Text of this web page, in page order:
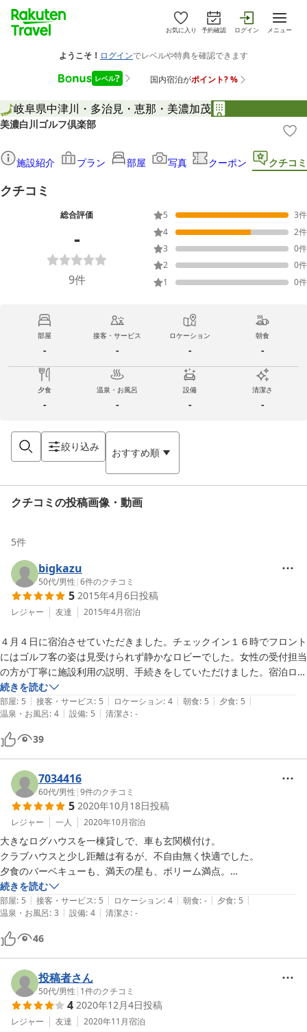
お気に入り 予約確認 ログイン メニュー
岐阜県中津川・多治見・恵那・美濃加茂
美濃白川ゴルフ倶楽部
施設紹介 プラン 部屋 写真 クーポン クチコミ
クチコミ
総合評価
-
9件
5 3件
4
2件
3
0件
2
0件
1
0件
部屋
-
接客・サービス
-
ロケーション
-
朝食
-
夕食
-
温泉・お風呂
-
設備
-
清潔さ
-
絞り込み おすすめ順
クチコミの投稿画像・動画
5件
bigkazu
50代/男性 |6件のクチコミ
5 2015年4月6日投稿
レジャー 友達 2015年4月宿泊
４月４日に宿泊させていただきました。チェックイン１６時でフロント
にはゴルフ客の姿は見受けられず静かなロビーでした。女性の受付担当
の方が丁寧に施設利用の説明、手続きをしていただけました。宿泊ログ
ハウスはクラブハウスから見える所に建てられており、朝食のレストラ
ンへもすぐの距離です。車もログハウスのすぐそばに停められ荷物の運
び入れも楽でした。部屋は新しく清掃も行き届いており大変良い気持ち
になりました。無料で自動マージャン機が利用できること、テレビ利用
のカラオケがこちらも無料で利用できるとのことでしたので利用させて
いただきました。食事は≪和牛すき焼き≫のコースで肉質、割り下の
味、量すべてにおいて大満足でした。冷蔵庫には飲み物が沢山冷やされ
ており心配なく飲めます。トイレ、お風呂共に清潔で気持ちが良かった
です。これだけのサービスがこの価格で提供できる施設はあまり無いと
思います。最高の宿泊になりました。旅行は雨に降られちょっと残念に
終わりましたが。。
続きを読む
部屋: 5 | 接客・サービス: 5 | ロケーション: 4 | 朝食: 5 | 夕食: 5 |
温泉・お風呂: 4 | 設備: 5 | 清潔さ: -
39
7034416
60代/男性 |9件のクチコミ
5 2020年10月18日投稿
レジャー 一人 2020年10月宿泊
大きなログハウスを一棟貸しで、車も玄関横付け。
クラブハウスと少し距離は有るが、不自由無く快適でした。
夕食のバーベキューも、満天の星も、ボリーム満点。
ゴルフ場も整備の行き届いた良いコースで、各TG、女性（家内）に優
しいのは、結局私にとってもありがたい。
続きを読む
部屋: 5 | 接客・サービス: 5 | ロケーション: 4 | 朝食: - | 夕食: 5 |
温泉・お風呂: 3 | 設備: 4 | 清潔さ: -
46
投稿者さん
50代/男性 | 1件のクチコミ
4 2020年12月4日投稿
レジャー 友達 2020年11月宿泊